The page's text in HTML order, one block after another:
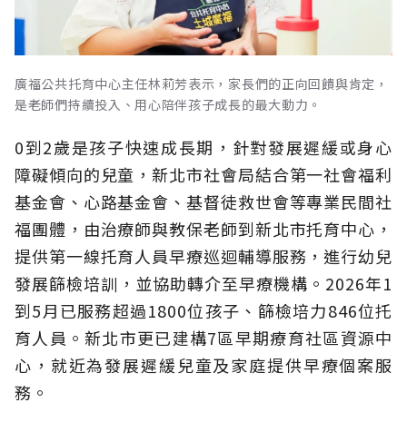
廣福公共托育中心主任林莉芳表示，家長們的正向回饋與肯定，
是老師們持續投入、用心陪伴孩子成長的最大動力。
0到2歲是孩子快速成長期，針對發展遲緩或身心
障礙傾向的兒童，新北市社會局結合第一社會福利
基金會、心路基金會、基督徒救世會等專業民間社
福團體，由治療師與教保老師到新北市托育中心，
提供第一線托育人員早療巡迴輔導服務，進行幼兒
發展篩檢培訓，並協助轉介至早療機構。2026年1
到5月已服務超過1800位孩子、篩檢培力846位托
育人員。新北市更已建構7區早期療育社區資源中
心，就近為發展遲緩兒童及家庭提供早療個案服
務。